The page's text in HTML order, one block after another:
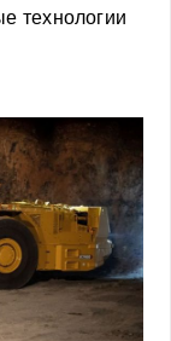
технологии